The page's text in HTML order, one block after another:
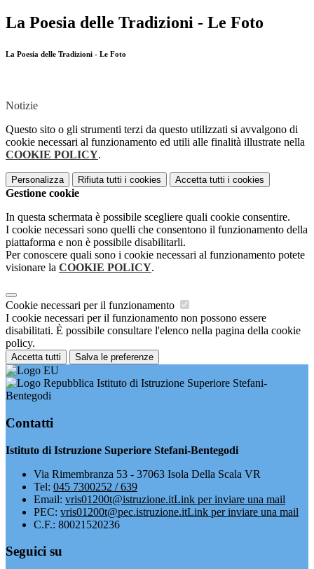
La Poesia delle Tradizioni - Le Foto
La Poesia delle Tradizioni - Le Foto
Notizie
Questo sito o gli strumenti terzi da questo utilizzati si avvalgono di
cookie necessari al funzionamento ed utili alle finalità illustrate nella
COOKIE POLICY.
Personalizza Rifiuta tutti i cookies Accetta tutti i cookies
Gestione cookie
In questa schermata è possibile scegliere quali cookie consentire.
I cookie necessari sono quelli che consentono il funzionamento della
piattaforma e non è possibile disabilitarli.
Per conoscere quali sono i cookie necessari al funzionamento potete
visionare la COOKIE POLICY.
Cookie necessari per il funzionamento
I cookie necessari per il funzionamento non possono essere
disabilitati. È possibile consultare l'elenco nella pagina della cookie
policy.
Accetta tutti Salva le preferenze
Istituto di Istruzione Superiore Stefani-
Bentegodi
Contatti
Istituto di Istruzione Superiore Stefani-Bentegodi
Via Rimembranza 53 - 37063 Isola Della Scala VR
Tel: 045 7300252 / 639
Email: vris01200t@istruzione.itLink per inviare una mail
PEC: vris01200t@pec.istruzione.itLink per inviare una mail
C.F.: 80021520236
Seguici su